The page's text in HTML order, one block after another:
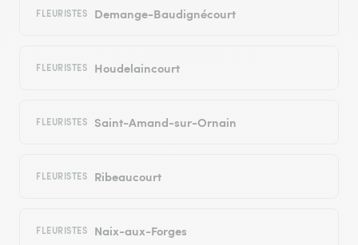
FLEURISTES Demange-Baudignécourt
FLEURISTES Houdelaincourt
FLEURISTES Saint-Amand-sur-Ornain
FLEURISTES Ribeaucourt
FLEURISTES Naix-aux-Forges